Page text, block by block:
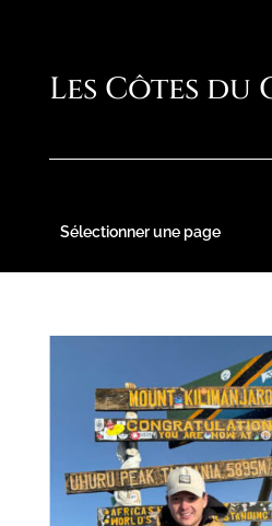
Sélectionner une page